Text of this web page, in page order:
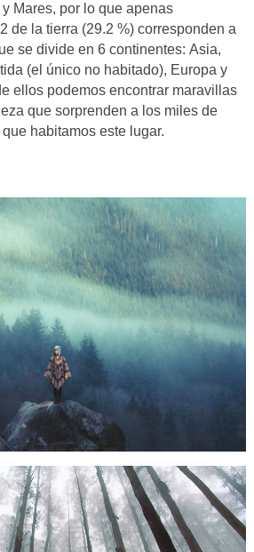
Mares, por lo que apenas
2 de la tierra (29.2 %) corresponden a
se divide en 6 continentes: Asia,
(el único no habitado), Europa y
ellos podemos encontrar maravillas
que sorprenden a los miles de
habitamos este lugar.